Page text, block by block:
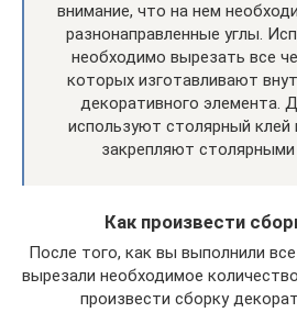
внимание, что на нем
разнонаправленные углы.
необходимо вырезать все
которых изготавливают
декоративного элемента.
используют столярный клей
закрепляют столярными
Как произвести
После того, как вы выполнили
вырезали необходимое
произвести сборку